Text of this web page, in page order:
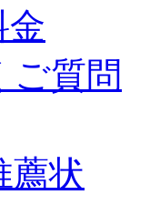
金
ご質問
薦状